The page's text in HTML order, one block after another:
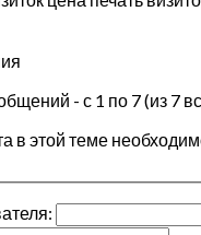
- с 1 по 7 (из 7
в этой теме